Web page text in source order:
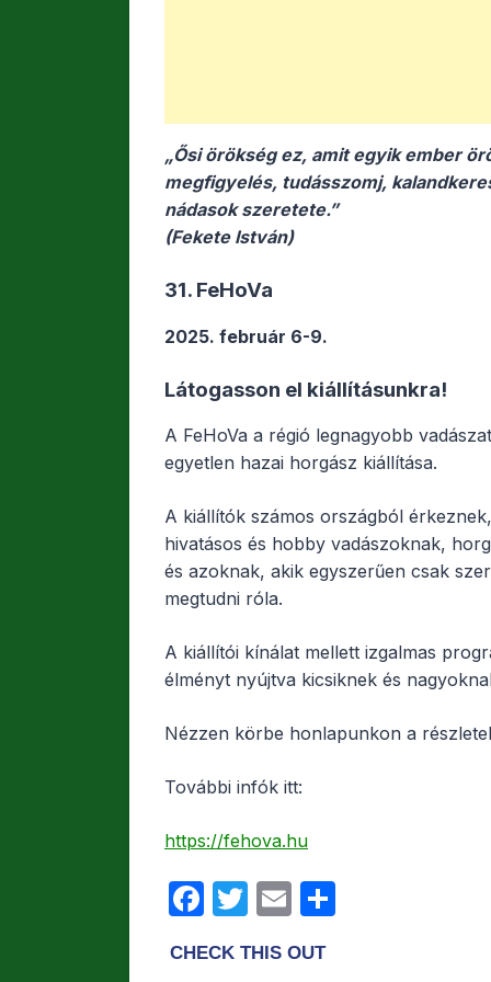
„Ősi örökség ez, amit egyik ember
megfigyelés, tudásszomj,
nádasok szeretete.”
(Fekete István)
31. FeHoVa
2025. február 6-9.
Látogasson el kiállításunkra!
A FeHoVa a régió legnagyobb
egyetlen hazai horgász kiállítása.
A kiállítók számos országból
hivatásos és hobby vadászoknak,
és azoknak, akik egyszerűen csak
megtudni róla.
A kiállítói kínálat mellett izgalmas
élményt nyújtva kicsiknek és
Nézzen körbe honlapunkon a
További infók itt:
https://fehova.hu
F
c
T
itt
E
ail